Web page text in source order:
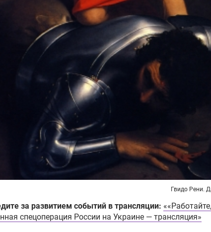
Гвидо Рени.
за развитием событий в трансляции:
спецоперация России на Украине — трансляция»